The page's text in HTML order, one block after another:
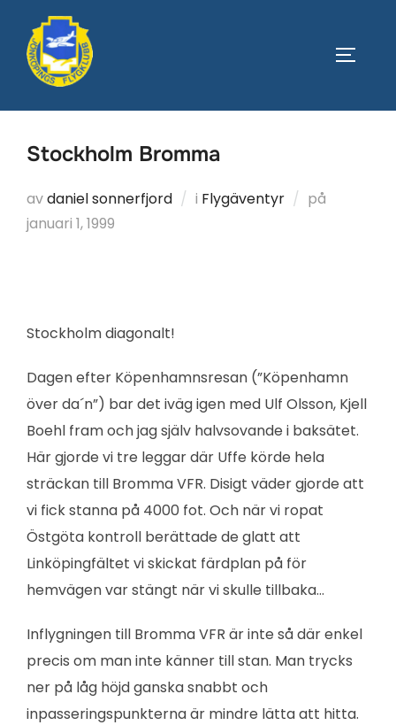
innehåll
SLÅ
Stockholm Bromma
avdaniel sonnerfjord i Flygäventyr på
januari 1, 1999
Stockholm diagonalt!
Dagen efter Köpenhamnsresan (”Köpenhamn
över da´n”) bar det iväg igen med Ulf Olsson, Kjell
Boehl fram och jag själv halvsovande i baksätet.
Här gjorde vi tre leggar där Uffe körde hela
sträckan till Bromma VFR. Disigt väder gjorde att
vi fick stanna på 4000 fot. Och när vi ropat
Östgöta kontroll berättade de glatt att
Linköpingfältet vi skickat färdplan på för
hemvägen var stängt när vi skulle tillbaka…
Inflygningen till Bromma VFR är inte så där enkel
precis om man inte känner till stan. Man trycks
ner på låg höjd ganska snabbt och
inpasseringspunkterna är mindre lätta att hitta.